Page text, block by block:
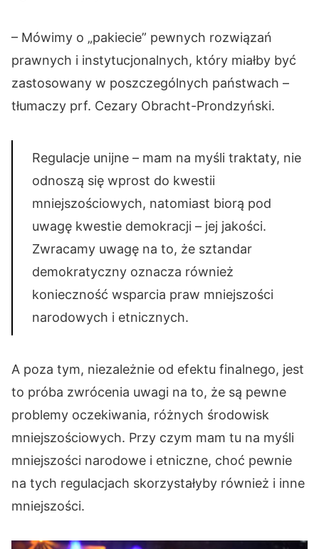
– Mówimy o „pakiecie” pewnych rozwiązań
prawnych i instytucjonalnych, który miałby być
zastosowany w poszczególnych państwach –
tłumaczy prf. Cezary Obracht-Prondzyński.
Regulacje unijne – mam na myśli traktaty, nie
odnoszą się wprost do kwestii
mniejszościowych, natomiast biorą pod
uwagę kwestie demokracji – jej jakości.
Zwracamy uwagę na to, że sztandar
demokratyczny oznacza również
konieczność wsparcia praw mniejszości
narodowych i etnicznych.
A poza tym, niezależnie od efektu finalnego, jest
to próba zwrócenia uwagi na to, że są pewne
problemy oczekiwania, różnych środowisk
mniejszościowych. Przy czym mam tu na myśli
mniejszości narodowe i etniczne, choć pewnie
na tych regulacjach skorzystałyby również i inne
mniejszości.